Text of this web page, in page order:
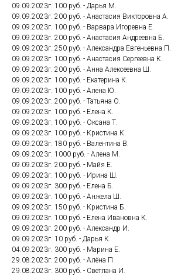
09.09.2023г. 100 руб. - Дарья М.
09.09.2023г. 200 руб. - Анастасия Викторовна А.
09.09.2023г. 100 руб. - Варвара Игоревна Е.
09.09.2023г. 200 руб. - Анастасия Андреевна Б.
09.09.2023г. 250 руб. - Александра Евгеньевна П.
09.09.2023г. 100 руб. - Анастасия Сергеевна К.
09.09.2023г. 200 руб. - Анна Алексеевна Ш.
09.09.2023г. 100 руб. - Екатерина К.
09.09.2023г. 100 руб. - Алена Ю.
09.09.2023г. 200 руб. - Татьяна О.
09.09.2023г. 100 руб. - Елена К.
09.09.2023г. 100 руб. - Оксана Т.
09.09.2023г. 100 руб. - Кристина К.
09.09.2023г. 180 руб. - Валентина В.
09.09.2023г. 1000 руб. - Алена М.
09.09.2023г. 200 руб. - Майя Е.
09.09.2023г. 100 руб. - Ирина Ш.
09.09.2023г. 300 руб. - Елена Б.
09.09.2023г. 100 руб. - Анжела Ш.
09.09.2023г. 150 руб. - Кристина Б.
09.09.2023г. 100 руб. - Елена Ивановна К.
09.09.2023г. 200 руб. - Александр И.
09.09.2023г. 10 руб. - Дарья К.
04.09.2023г. 300 руб. - Марина Е.
29.08.2023г. 200 руб. - Алёна П.
29.08.2023г. 300 руб. - Светлана И.